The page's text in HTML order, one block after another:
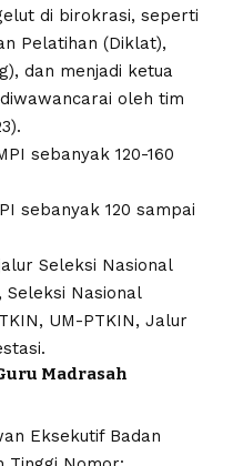
di birokrasi, seperti
Pelatihan (Diklat),
dan menjadi ketua
oleh tim
sebanyak 120-160
sebanyak 120 sampai
Seleksi Nasional
Seleksi Nasional
UM-PTKIN, Jalur
Madrasah
Eksekutif Badan